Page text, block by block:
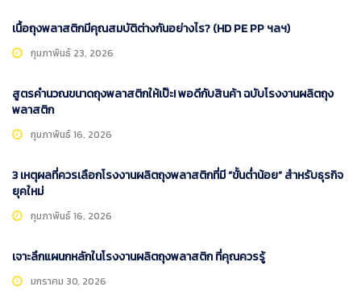
เนื้อถุงพลาสติกมีคุณสมบัติต่างกันอย่างไร? (HD PE PP ฯลฯ)
กุมภาพันธ์ 23, 2026
สูตรคำนวณขนาดถุงพลาสติกให้เป๊ะ! พอดีกับสินค้า ฉบับโรงงานผลิตถุง
พลาสติก
กุมภาพันธ์ 16, 2026
3 เหตุผลที่ควรเลือกโรงงานผลิตถุงพลาสติกที่มี “ขั้นต่ำน้อย” สำหรับธุรกิจ
ยุคใหม่
กุมภาพันธ์ 16, 2026
เจาะลึกแผนกหลักในโรงงานผลิตถุงพลาสติก ที่คุณควรรู้
มกราคม 30, 2026